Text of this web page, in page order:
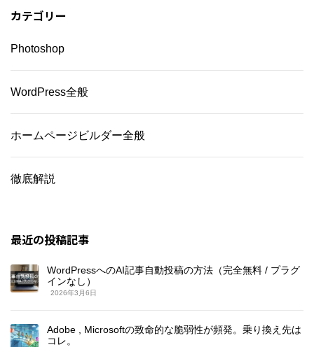
カテゴリー
Photoshop
WordPress全般
ホームページビルダー全般
徹底解説
最近の投稿記事
WordPressへのAI記事自動投稿の方法（完全無料 / プラグ
インなし）
2026年3月6日
Adobe , Microsoftの致命的な脆弱性が頻発。乗り換え先は
コレ。